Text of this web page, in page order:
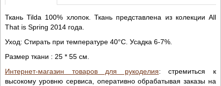
Ткань Tilda 100% хлопок. Ткань представлена из колекции All
That is Spring 2014 года.
Уход: Стирать при температуре 40°C. Усадка 6-7%.
Размер ткани : 25 * 55 см.
Интернет-магазин товаров для рукоделия: стремиться к
высокому уровню сервиса, оперативно обрабатывая заказы на